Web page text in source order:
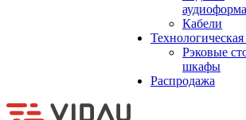
Кабели
Рэковые
шкафы
Распродажа